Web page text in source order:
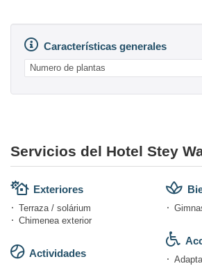
Características generales
Numero de plantas
Servicios del Hotel Stey
Exteriores
Terraza / solárium
Chimenea exterior
Actividades